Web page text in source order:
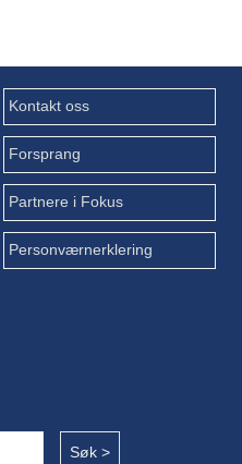
Kontakt oss
Forsprang
Partnere i Fokus
Personværnerklering